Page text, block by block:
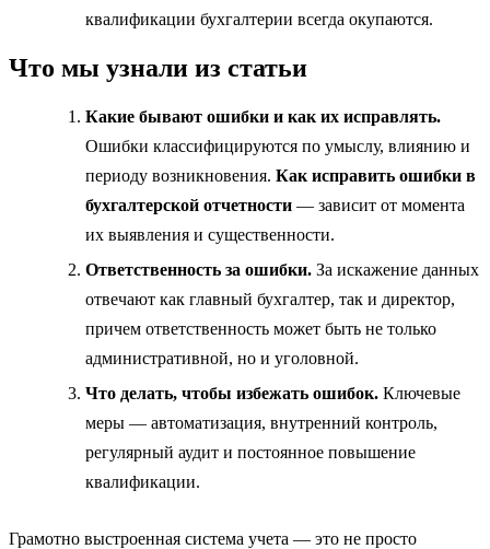
квалификации бухгалтерии всегда окупаются.
Что мы узнали из статьи
Какие бывают ошибки и как их исправлять.
Ошибки классифицируются по умыслу, влиянию и
периоду возникновения. Как исправить ошибки в
бухгалтерской отчетности — зависит от момента
их выявления и существенности.
Ответственность за ошибки. За искажение данных
отвечают как главный бухгалтер, так и директор,
причем ответственность может быть не только
административной, но и уголовной.
Что делать, чтобы избежать ошибок. Ключевые
меры — автоматизация, внутренний контроль,
регулярный аудит и постоянное повышение
квалификации.
Грамотно выстроенная система учета — это не просто